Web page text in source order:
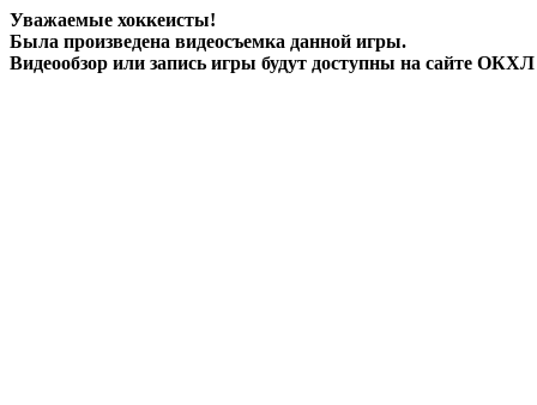
Уважаемые хоккеисты!
Была произведена видеосъемка данной игры.
Видеообзор или запись игры будут доступны на сайте